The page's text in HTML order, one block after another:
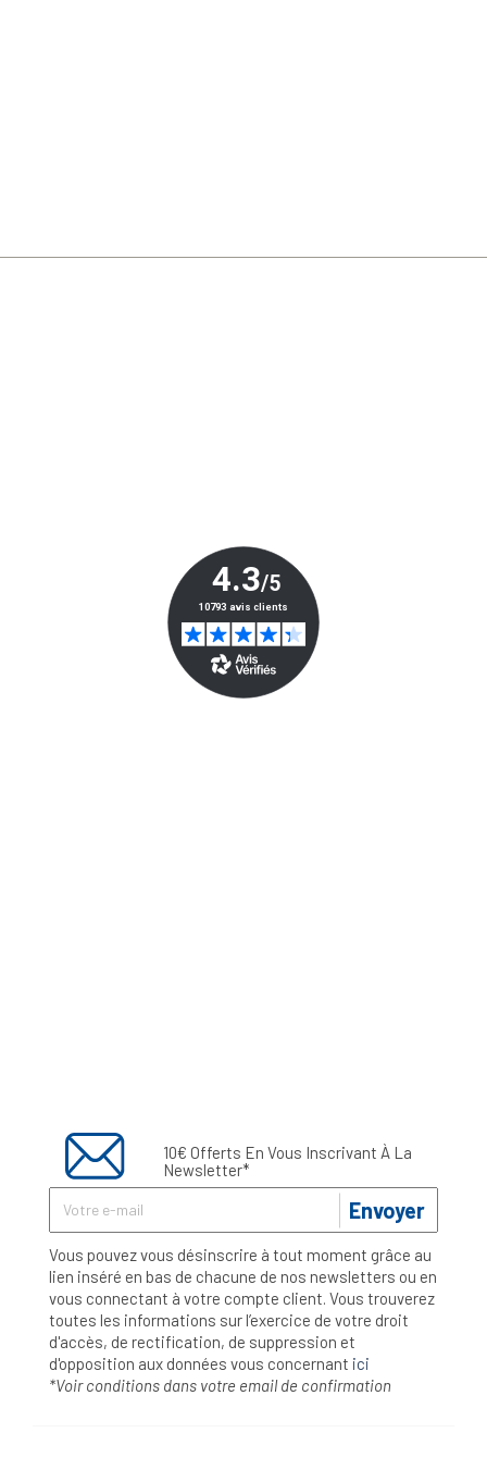
10€ Offerts En Vous Inscrivant À La
Newsletter*
Envoyer
Vous pouvez vous désinscrire à tout moment grâce au
lien inséré en bas de chacune de nos newsletters ou en
vous connectant à votre compte client. Vous trouverez
toutes les informations sur l’exercice de votre droit
d'accès, de rectification, de suppression et
d'opposition aux données vous concernant ici
*Voir conditions dans votre email de confirmation